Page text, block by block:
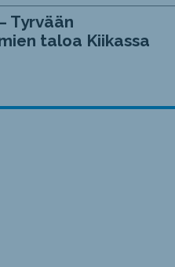
Tyrvään
taloa Kiikassa